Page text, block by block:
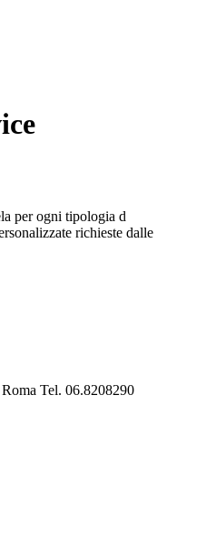
per ogni tipologia d
richieste dalle
Tel. 06.8208290